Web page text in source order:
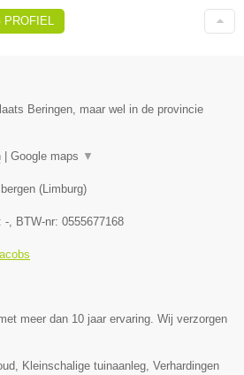
PROFIEL
Beringen, maar wel in de provincie
Google maps ▼
(Limburg)
-, BTW-nr: 0555677168
meer dan 10 jaar ervaring. Wij verzorgen
Kleinschalige tuinaanleg, Verhardingen